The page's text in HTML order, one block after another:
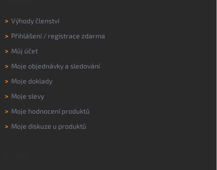
> Výhody členství
> Přihlášení/ registrace zdarma
> Můj účet
> Moje objednávky a sledování
> Moje doklady
> Moje slevy
> Moje hodnocení produktů
> Moje diskuze u produktů